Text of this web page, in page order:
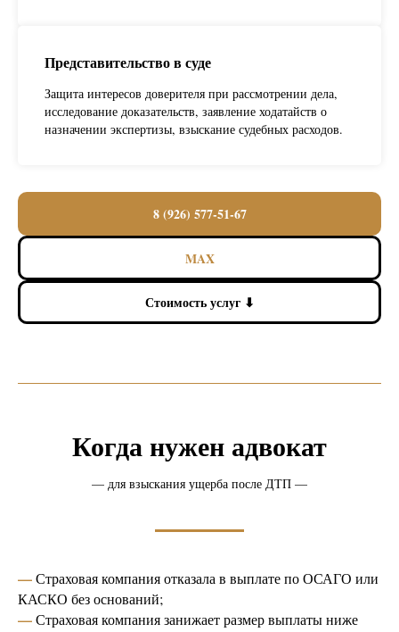
Представительство в суде
Защита интересов доверителя при рассмотрении дела,
исследование доказательств, заявление ходатайств о
назначении экспертизы, взыскание судебных расходов.
8 (926) 577-51-67
MAX
Стоимость услуг ⬇
Когда нужен адвокат
— для взыскания ущерба после ДТП —
—Страховая компания отказала в выплате по ОСАГО или
КАСКО без оснований;
—Страховая компания занижает размер выплаты ниже